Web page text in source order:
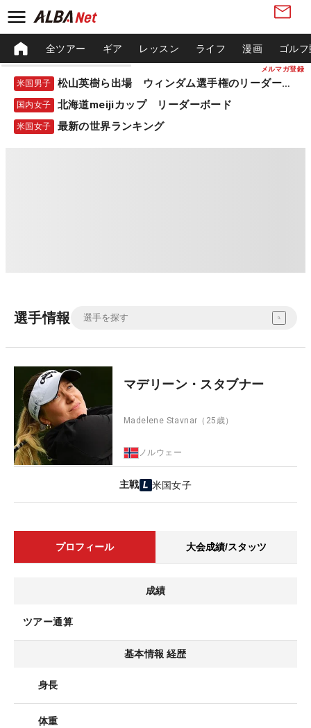
メルマガ登録
全ツアー ギア レッスン ライフ 漫画 ゴル
米国男子 松山英樹ら出場 ウィンダム選手権のリーダーボード
国内女子 北海道meijiカップ リーダーボード
米国女子 最新の世界ランキング
選手情報
マデリーン・スタブナー
Madelene Stavnar （25歳）
ノルウェー
主戦 米国女子
プロフィール 大会成績/スタッツ
成績
ツアー通算
基本情報 経歴
身長
体重